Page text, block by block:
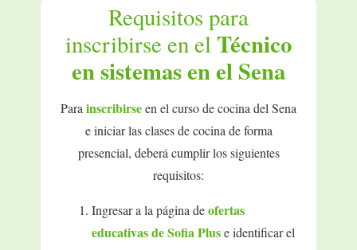
Requisitos para
inscribirse en el Técnico
en sistemas en el Sena
Para inscribirseen el curso de cocina del Sena
e iniciar las clases de cocina de forma
presencial, deberá cumplir los siguientes
requisitos:
Ingresar a la página deofertas
educativas de Sofia Pluse identificar el